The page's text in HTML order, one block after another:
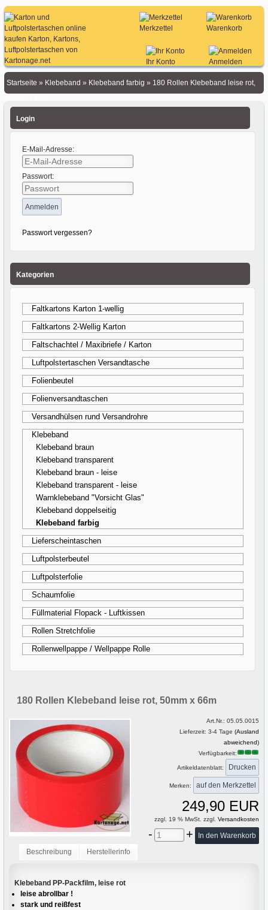
Warenkorb
Merkzettel
Anmelden
Ihr Konto
Startseite » Klebeband » Klebeband farbig » 180 Rollen Klebeband leise rot,
Login
E-Mail-Adresse:
Passwort:
Passwort vergessen?
Kategorien
Faltkartons Karton 1-wellig
Faltkartons 2-Wellig Karton
Faltschachtel / Maxibriefe / Karton
Luftpolstertaschen Versandtasche
Folienbeutel
Folienversandtaschen
Versandhülsen rund Versandrohre
Klebeband
Klebeband braun
Klebeband transparent
Klebeband braun - leise
Klebeband transparent - leise
Warnklebeband "Vorsicht Glas"
Klebeband doppelseitig
Klebeband farbig
Lieferscheintaschen
Luftpolsterbeutel
Luftpolsterfolie
Schaumfolie
Füllmaterial Flopack - Luftkissen
Rollen Stretchfolie
Rollenwellpappe / Wellpappe Rolle
180 Rollen Klebeband leise rot, 50mm x 66m
Art.Nr.: 05.05.0015
Lieferzeit: 3-4 Tage (Ausland
abweichend)
Verfügbarkeit:
Artikeldatenblatt: Drucken
Merken:
249,90 EUR
zzgl. 19 % MwSt. zzgl. Versandkosten
- +
Beschreibung Herstellerinfo
Klebeband PP-Packfilm, leise rot
leise abrollbar !
stark und reißfest